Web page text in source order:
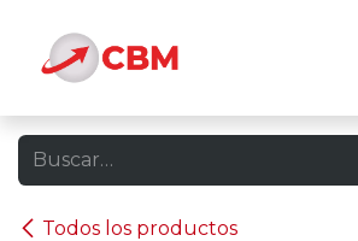
Todos los productos